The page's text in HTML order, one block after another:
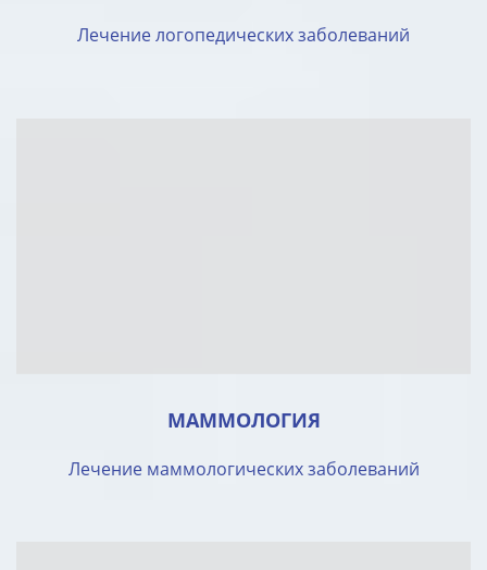
Лечение логопедических заболеваний
МАММОЛОГИЯ
Лечение маммологических заболеваний